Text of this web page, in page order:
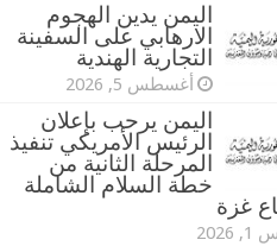
اليمن يدين الهجوم
الارهابي على السفينة
التجارية الهندية
أغسطس 5, 2026
اليمن يرحب بإعلان
الرئيس الأمريكي تنفيذ
المرحلة الثانية من
خطة السلام الشاملة
غزة